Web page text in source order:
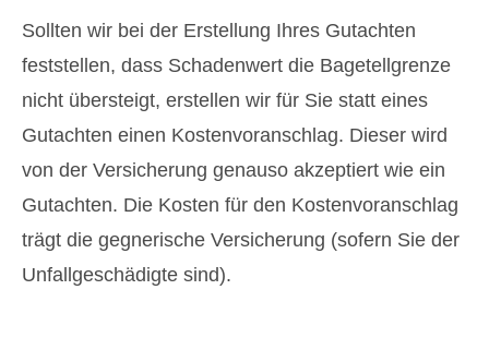
Sollten wir bei der Erstellung Ihres Gutachten
feststellen, dass Schadenwert die Bagetellgrenze
nicht übersteigt, erstellen wir für Sie statt eines
Gutachten einen Kostenvoranschlag. Dieser wird
von der Versicherung genauso akzeptiert wie ein
Gutachten. Die Kosten für den Kostenvoranschlag
trägt die gegnerische Versicherung (sofern Sie der
Unfallgeschädigte sind).